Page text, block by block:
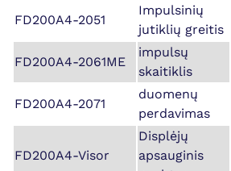
FD200A4-2051
Impulsinių
jutiklių greitis
FD200A4-2061ME
impulsų
skaitiklis
FD200A4-2071
duomenų
perdavimas
FD200A4-Visor
Displėjų
apsauginis